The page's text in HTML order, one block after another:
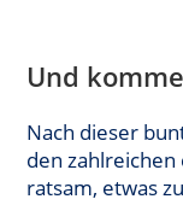
Und
Nach dieser
den
ratsam, etwas